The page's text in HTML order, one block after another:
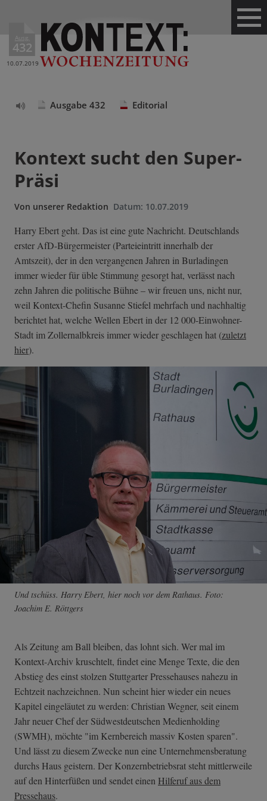
Ausg.
432
10.07.2019
Ausgabe 432 Editorial
Kontext sucht den Super-
Präsi
Von unserer Redaktion Datum: 10.07.2019
Harry Ebert geht. Das ist eine gute Nachricht. Deutschlands
erster AfD-Bürgermeister (Parteieintritt innerhalb der
Amtszeit), der in den vergangenen Jahren in Burladingen
immer wieder für üble Stimmung gesorgt hat, verlässt nach
zehn Jahren die politische Bühne – wir freuen uns, nicht nur,
weil Kontext-Chefin Susanne Stiefel mehrfach und nachhaltig
berichtet hat, welche Wellen Ebert in der 12 000-Einwohner-
Stadt im Zollernalbkreis immer wieder geschlagen hat (zuletzt
hier).
Und tschüss. Harry Ebert, hier noch vor dem Rathaus. Foto:
Joachim E. Röttgers
Als Zeitung am Ball bleiben, das lohnt sich. Wer mal im
Kontext-Archiv kruschtelt, findet eine Menge Texte, die den
Abstieg des einst stolzen Stuttgarter Pressehauses nahezu in
Echtzeit nachzeichnen. Nun scheint hier wieder ein neues
Kapitel eingeläutet zu werden: Christian Wegner, seit einem
Jahr neuer Chef der Südwestdeutschen Medienholding
(SWMH), möchte "im Kernbereich massiv Kosten sparen".
Und lässt zu diesem Zwecke nun eine Unternehmensberatung
durchs Haus geistern. Der Konzernbetriebsrat steht mittlerweile
auf den Hinterfüßen und sendet einenHilferuf aus dem
Pressehaus.